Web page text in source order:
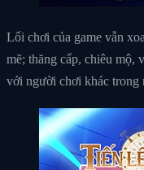
Lối chơi của game vẫn
mẽ; thăng cấp, chiêu mộ,
với người chơi khác trong